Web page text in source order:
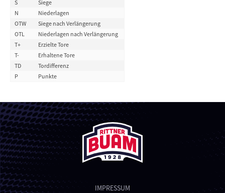
S
Siege
N
Niederlagen
OTW
Siege nach Verlängerung
OTL
Niederlagen nach Verlängerung
T+
Erzielte Tore
T-
Erhaltene Tore
TD
Tordifferenz
P
Punkte
IMPRESSUM